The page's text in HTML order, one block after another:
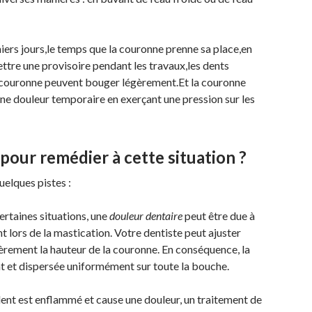
jours,le temps que la couronne prenne sa place,en
une provisoire pendant les travaux,les dents
peuvent bouger légèrement.Et la couronne
douleur temporaire en exerçant une pression sur les
remédier à cette situation ?
pistes :
situations, unedouleur dentairepeut être due à
lors de la mastication. Votre dentiste peut ajuster
la hauteur de la couronne. En conséquence, la
dispersée uniformément sur toute la bouche.
est enflammé et cause une douleur, un traitement de